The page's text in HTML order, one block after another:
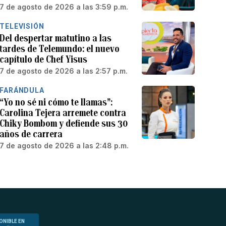
7 de agosto de 2026 a las 3:59 p.m.
TELEVISIÓN
Del despertar matutino a las
tardes de Telemundo: el nuevo
capítulo de Chef Yisus
7 de agosto de 2026 a las 2:57 p.m.
FARÁNDULA
“Yo no sé ni cómo te llamas”:
Carolina Tejera arremete contra
Chiky Bombom y defiende sus 30
años de carrera
7 de agosto de 2026 a las 2:48 p.m.
EN